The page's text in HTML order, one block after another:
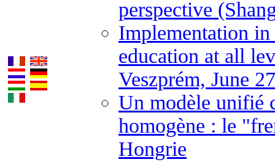
perspective
Implementation in
education at all
Veszprém, June
Un modèle unifié
homogène : le
Hongrie